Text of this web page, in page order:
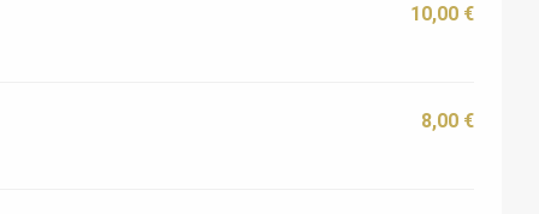
10,00 €
8,00 €